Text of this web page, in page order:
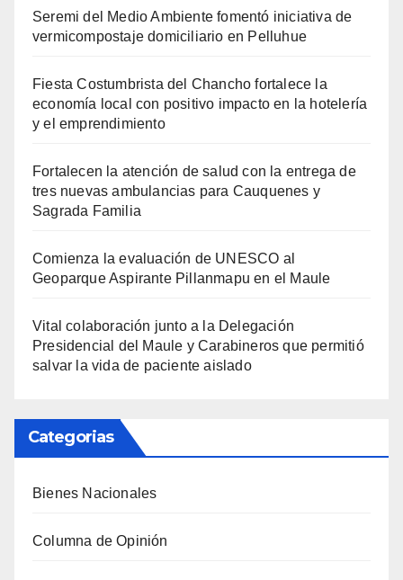
Seremi del Medio Ambiente fomentó iniciativa de
vermicompostaje domiciliario en Pelluhue
Fiesta Costumbrista del Chancho fortalece la
economía local con positivo impacto en la hotelería
y el emprendimiento
Fortalecen la atención de salud con la entrega de
tres nuevas ambulancias para Cauquenes y
Sagrada Familia
Comienza la evaluación de UNESCO al
Geoparque Aspirante Pillanmapu en el Maule
Vital colaboración junto a la Delegación
Presidencial del Maule y Carabineros que permitió
salvar la vida de paciente aislado
Categorias
Bienes Nacionales
Columna de Opinión